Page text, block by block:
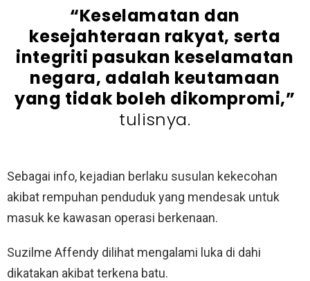
“Keselamatan dan
kesejahteraan rakyat, serta
integriti pasukan keselamatan
negara, adalah keutamaan
yang tidak boleh dikompromi,”
tulisnya.
Sebagai info, kejadian berlaku susulan kekecohan
akibat rempuhan penduduk yang mendesak untuk
masuk ke kawasan operasi berkenaan.
Suzilme Affendy dilihat mengalami luka di dahi
dikatakan akibat terkena batu.